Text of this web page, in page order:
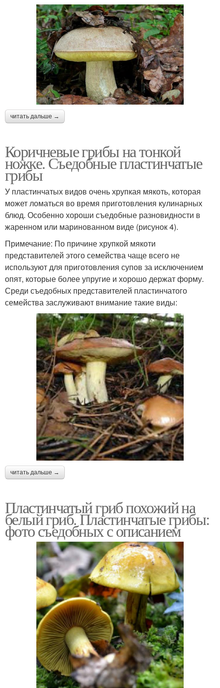
читать дальше →
Коричневые грибы на тонкой
ножке. Съедобные пластинчатые
грибы
У пластинчатых видов очень хрупкая мякоть, которая
может ломаться во время приготовления кулинарных
блюд. Особенно хороши съедобные разновидности в
жаренном или маринованном виде (рисунок 4).
Примечание: По причине хрупкой мякоти
представителей этого семейства чаще всего не
используют для приготовления супов за исключением
опят, которые более упругие и хорошо держат форму.
Среди съедобных представителей пластинчатого
семейства заслуживают внимание такие виды:
читать дальше →
Пластинчатый гриб похожий на
белый гриб. Пластинчатые грибы:
фото съедобных с описанием